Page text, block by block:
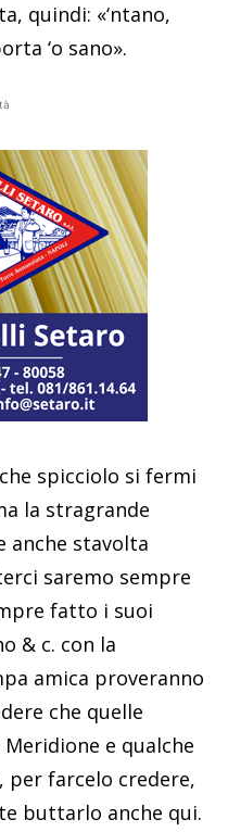
quindi: «‘ntano,
‘o sano».
spicciolo si fermi
la stragrande
anche stavolta
saremo sempre
fatto i suoi
& c. con la
amica proveranno
che quelle
e qualche
per farcelo credere,
buttarlo anche qui.